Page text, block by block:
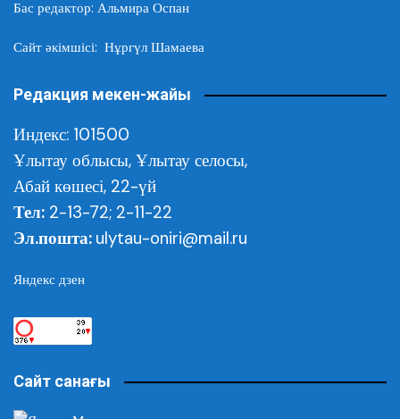
Бас редактор: Альмира Оспан
Сайт әкімшісі: Нұргүл Шамаева
Редакция мекен-жайы
Индекс: 101500
Ұлытау облысы, Ұлытау селосы,
Абай көшесі, 22-үй
Тел: 2-13-72; 2-11-22
Эл.пошта: ulytau-oniri@mail.ru
Яндекс дзен
Сайт санағы